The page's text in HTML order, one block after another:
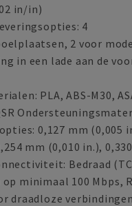
in/in)
4
2 voor
in een lade aan de
PLA, ABS-M30,
0,127 mm (0,005
mm (0,010 in.),
Bedraad
minimaal 100 Mbps,
draadloze